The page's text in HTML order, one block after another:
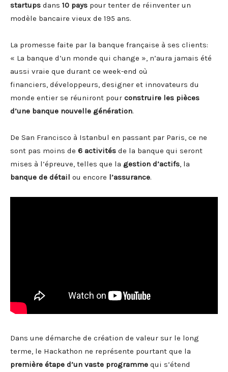
startups dans 10 pays pour tenter de réinventer un
modèle bancaire vieux de 195 ans.
La promesse faite par la banque française à ses clients:
« La banque d’un monde qui change », n’aura jamais été
aussi vraie que durant ce week-end où
financiers, développeurs, designer et innovateurs du
monde entier se réuniront pour construire les pièces
d’une banque nouvelle génération.
De San Francisco à Istanbul en passant par Paris, ce ne
sont pas moins de 6 activités de la banque qui seront
mises à l’épreuve, telles que la gestion d’actifs, la
banque de détail ou encore l’assurance.
Dans une démarche de création de valeur sur le long
terme, le Hackathon ne représente pourtant que la
première étape d’un vaste programme qui s’étend